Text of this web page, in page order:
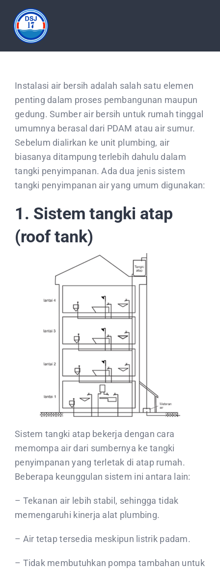
content
ABOUT
PRODUCT
DOCUMENTATION
ARTICLES
Instalasi air bersih adalah salah satu elemen
penting dalam proses pembangunan maupun
gedung. Sumber air bersih untuk rumah tinggal
umumnya berasal dari PDAM atau air sumur.
Sebelum dialirkan ke unit plumbing, air
biasanya ditampung terlebih dahulu dalam
tangki penyimpanan. Ada dua jenis sistem
tangki penyimpanan air yang umum digunakan:
1. Sistem tangki atap
(roof tank)
Sistem tangki atap bekerja dengan cara
memompa air dari sumbernya ke tangki
penyimpanan yang terletak di atap rumah.
Beberapa keunggulan sistem ini antara lain:
– Tekanan air lebih stabil, sehingga tidak
memengaruhi kinerja alat plumbing.
– Air tetap tersedia meskipun listrik padam.
– Tidak membutuhkan pompa tambahan untuk